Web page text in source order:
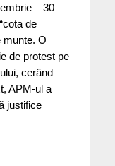
– 30
de
munte. O
de protest pe
cerând
APM-ul a
justifice